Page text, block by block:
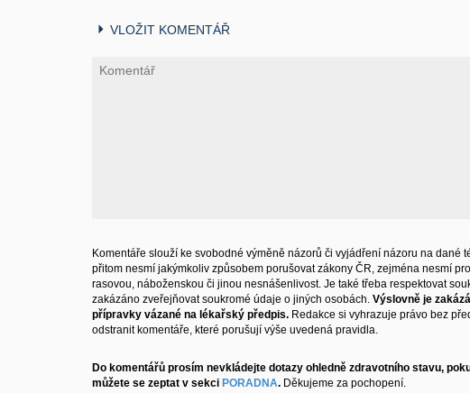
VLOŽIT KOMENTÁŘ
Komentáře slouží ke svobodné výměně názorů či vyjádření názoru na dané
přitom nesmí jakýmkoliv způsobem porušovat zákony ČR, zejména nesmí
rasovou, náboženskou či jinou nesnášenlivost. Je také třeba respektovat
zakázáno zveřejňovat soukromé údaje o jiných osobách. Výslovně je
přípravky vázané na lékařský předpis. Redakce si vyhrazuje právo bez
odstranit komentáře, které porušují výše uvedená pravidla.
Do komentářů prosím nevkládejte dotazy ohledně zdravotního stavu,
můžete se zeptat v sekci PORADNA. Děkujeme za pochopení.